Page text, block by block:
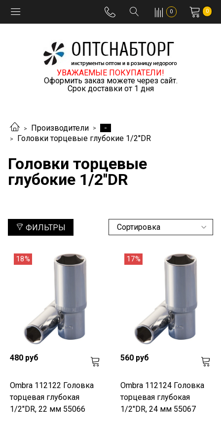
0 0
УВАЖАЕМЫЕ ПОКУПАТЕЛИ!
Оформить заказ можете через сайт.
Срок доставки от 1 дня
Производители
-
Головки торцевые глубокие 1/2''DR
Головки торцевые
глубокие 1/2''DR
ФИЛЬТРЫ
18%
480 руб
Ombra 112122 Головка
торцевая глубокая
1/2"DR, 22 мм 55066
17%
560 руб
Ombra 112124 Головка
торцевая глубокая
1/2"DR, 24 мм 55067